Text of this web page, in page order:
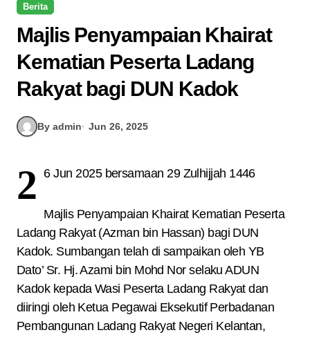
Berita
Majlis Penyampaian Khairat
Kematian Peserta Ladang
Rakyat bagi DUN Kadok
By admin Jun 26, 2025
2 6 Jun 2025 bersamaan 29 Zulhijjah 1446
Majlis Penyampaian Khairat Kematian Peserta
Ladang Rakyat (Azman bin Hassan) bagi DUN
Kadok. Sumbangan telah di sampaikan oleh YB
Dato’ Sr. Hj. Azami bin Mohd Nor selaku ADUN
Kadok kepada Wasi Peserta Ladang Rakyat dan
diiringi oleh Ketua Pegawai Eksekutif Perbadanan
Pembangunan Ladang Rakyat Negeri Kelantan,